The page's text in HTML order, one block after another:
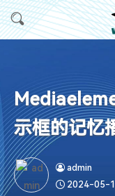
示框的记忆
admin
2024-05-